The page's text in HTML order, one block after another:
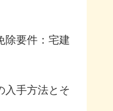
除要件：宅建
入手方法とそ